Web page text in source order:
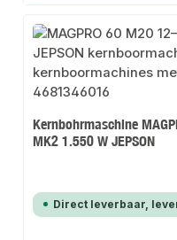
Kernbohrmaschine
MK2 1.550 W JEPSON
Direct leverbaar,